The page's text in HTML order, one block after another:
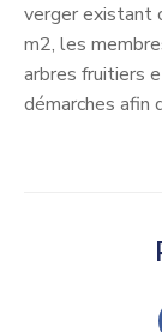
verger existant
m2, les
arbres fruitiers
démarches afin